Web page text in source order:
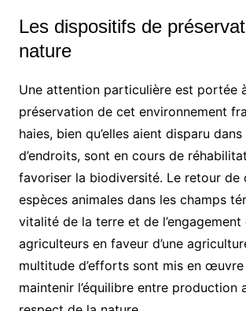
Les dispositifs de
nature
Une attention particulière est portée
préservation de cet environnement
haies, bien qu’elles aient disparu
d’endroits, sont en cours de
favoriser la biodiversité. Le retour de
espèces animales dans les champs
vitalité de la terre et de l’engagement
agriculteurs en faveur d’une
multitude d’efforts sont mis en
maintenir l’équilibre entre production